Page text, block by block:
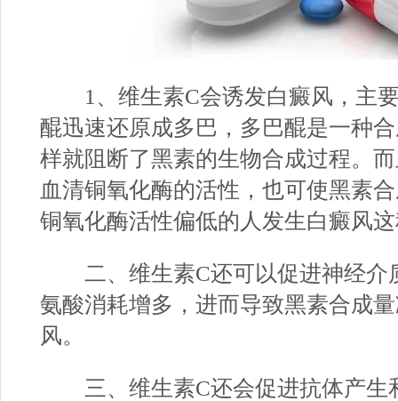
1、维生素C会诱发白癜风，主要
醌迅速还原成多巴，多巴醌是一种
样就阻断了黑素的生物合成过程。
血清铜氧化酶的活性，也可使黑素
铜氧化酶活性偏低的人发生白癜风
二、维生素C还可以促进神经介
氨酸消耗增多，进而导致黑素合成
风。
三、维生素C还会促进抗体产生